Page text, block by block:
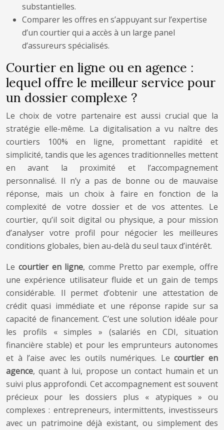
substantielles.
Comparer les offres en s’appuyant sur l’expertise
d’un courtier qui a accès à un large panel
d’assureurs spécialisés.
Courtier en ligne ou en agence :
lequel offre le meilleur service pour
un dossier complexe ?
Le choix de votre partenaire est aussi crucial que la
stratégie elle-même. La digitalisation a vu naître des
courtiers 100% en ligne, promettant rapidité et
simplicité, tandis que les agences traditionnelles mettent
en avant la proximité et l’accompagnement
personnalisé. Il n’y a pas de bonne ou de mauvaise
réponse, mais un choix à faire en fonction de la
complexité de votre dossier et de vos attentes. Le
courtier, qu’il soit digital ou physique, a pour mission
d’analyser votre profil pour négocier les meilleures
conditions globales, bien au-delà du seul taux d’intérêt.
Le courtier en ligne, comme Pretto par exemple, offre
une expérience utilisateur fluide et un gain de temps
considérable. Il permet d’obtenir une attestation de
crédit quasi immédiate et une réponse rapide sur sa
capacité de financement. C’est une solution idéale pour
les profils « simples » (salariés en CDI, situation
financière stable) et pour les emprunteurs autonomes
et à l’aise avec les outils numériques. Lecourtier en
agence, quant à lui, propose un contact humain et un
suivi plus approfondi. Cet accompagnement est souvent
précieux pour les dossiers plus « atypiques » ou
complexes : entrepreneurs, intermittents, investisseurs
avec un patrimoine déjà existant, ou simplement des